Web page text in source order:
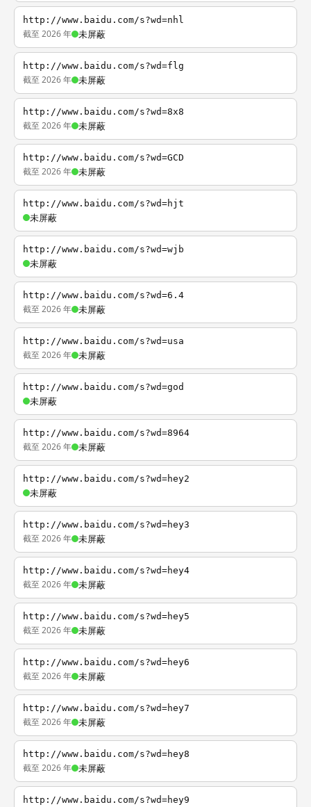
http://www.baidu.com/s?wd=nhl
截至 2026 年 未屏蔽
http://www.baidu.com/s?wd=flg
截至 2026 年 未屏蔽
http://www.baidu.com/s?wd=8x8
截至 2026 年 未屏蔽
http://www.baidu.com/s?wd=GCD
截至 2026 年 未屏蔽
http://www.baidu.com/s?wd=hjt
未屏蔽
http://www.baidu.com/s?wd=wjb
未屏蔽
http://www.baidu.com/s?wd=6.4
截至 2026 年 未屏蔽
http://www.baidu.com/s?wd=usa
截至 2026 年 未屏蔽
http://www.baidu.com/s?wd=god
未屏蔽
http://www.baidu.com/s?wd=8964
截至 2026 年 未屏蔽
http://www.baidu.com/s?wd=hey2
未屏蔽
http://www.baidu.com/s?wd=hey3
截至 2026 年 未屏蔽
http://www.baidu.com/s?wd=hey4
截至 2026 年 未屏蔽
http://www.baidu.com/s?wd=hey5
截至 2026 年 未屏蔽
http://www.baidu.com/s?wd=hey6
截至 2026 年 未屏蔽
http://www.baidu.com/s?wd=hey7
截至 2026 年 未屏蔽
http://www.baidu.com/s?wd=hey8
截至 2026 年 未屏蔽
http://www.baidu.com/s?wd=hey9